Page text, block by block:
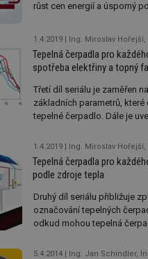
růst cen energií a úsporný
principem činnosti
jeho výhodami.
1.4.2019 Ing. Miroslav
Tepelná čerpadla pro
spotřeba elektřiny a topný
Třetí díl seriálu je zaměřen
základních parametrů, které
tepelné čerpadlo. Dále je
tepelné čerpadlo hodí jako
proč je vhodné tepelné
kombinovat s druhým
1.4.2019 Ing. Miroslav
Tepelná čerpadla pro
podle zdroje tepla
Druhý díl seriálu přibližuje
označování tepelných
odkud mohou tepelná
5.4.2014 Ing. Jan Schindler, Ing. Miroslav Hořejší, Ing. Zdeněk